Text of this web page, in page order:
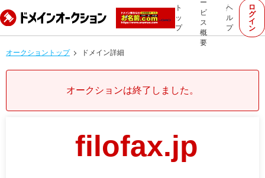
ト
ッ
プ
ー
ビ
ス
概
要
ヘ
ル
プ
ロ
グ
イ
ン
オークショントップ ドメイン詳細
オークションは終了しました。
filofax.jp